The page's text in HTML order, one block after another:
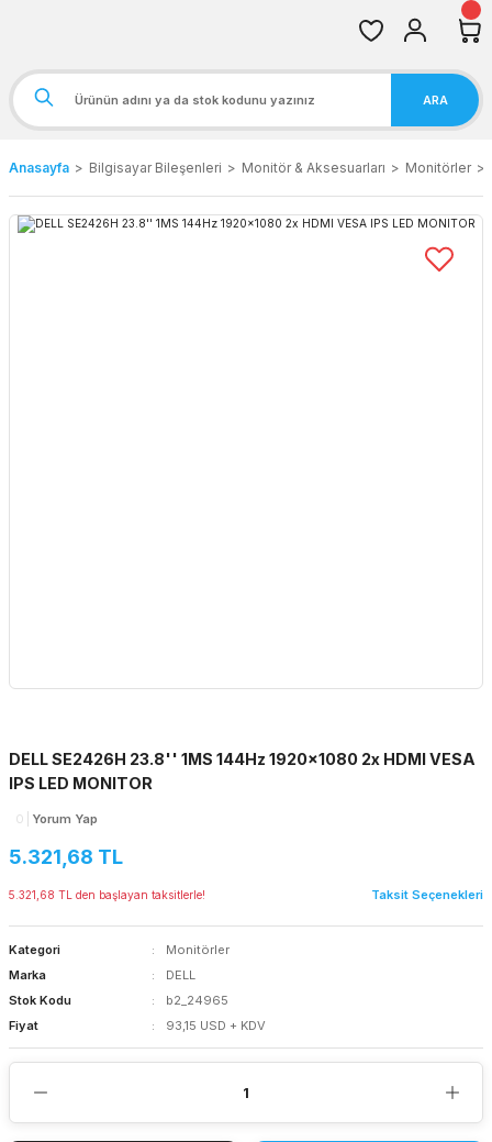
ARA
Anasayfa Bilgisayar Bileşenleri Monitör & Aksesuarları Monitörler
DELL SE2426H 23.8'' 1MS 144Hz 1920x1080 2x HDMI VESA
IPS LED MONITOR
0 Yorum Yap
5.321,68 TL
5.321,68 TL den başlayan taksitlerle! Taksit Seçenekleri
Kategori
Monitörler
Marka
DELL
Stok Kodu
b2_24965
Fiyat
93,15 USD + KDV